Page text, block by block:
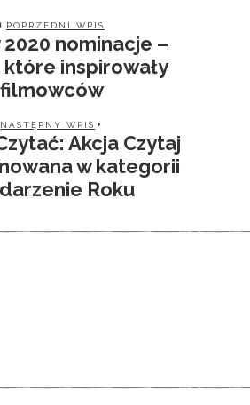
POPRZEDNI WPIS
2020 nominacje –
które inspirowały
filmowców
NASTĘPNY WPIS
Akcja Czytaj
w kategorii
Roku